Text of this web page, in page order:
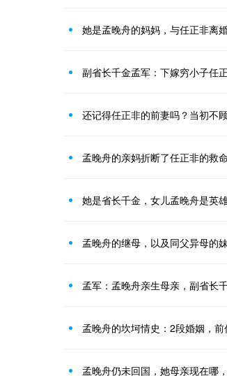
她是孟晚舟的妈妈，与任正非离
副省长千金孟军：下嫁穷小子任
还记得任正非的前妻吗？当初不
孟晚舟的亲妈折断了任正非的救
她是省长千金，女儿孟晚舟是英
孟晚舟的继母，以及同父异母的
孟军：孟晚舟亲生母亲，副省长
孟晚舟的坎坷情史：2段婚姻，
孟晚舟仍未回国，她母亲现在哪